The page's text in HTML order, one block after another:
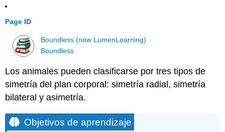
Page ID
Boundless (now LumenLearning)
Boundless
Los animales pueden clasificarse por tres tipos de
simetría del plan corporal: simetría radial, simetría
bilateral y asimetría.
Objetivos de aprendizaje